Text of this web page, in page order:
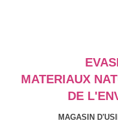
MATERIAUX
DE
MAGASIN